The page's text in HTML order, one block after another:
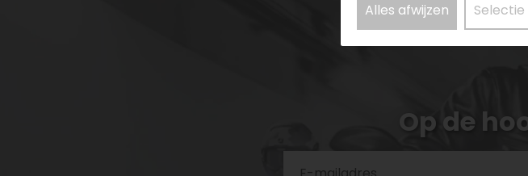
Op de
Alles afwijzen